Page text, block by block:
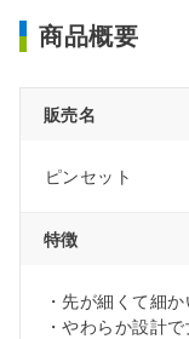
商品概要
販売名
ピンセット
特徴
・先が細くて細
・やわらか設計